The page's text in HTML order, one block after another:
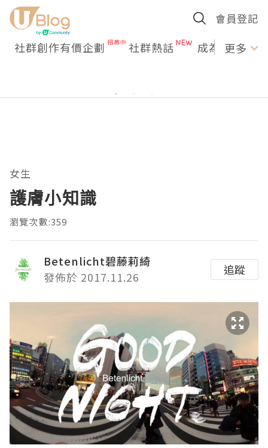
會員登記
社群創作有價企劃 社群熱話 成為U更多
女生
護膚小知識
瀏覽次數:359
Betenlicht碧藤莉綺
發佈於 2017.11.26
追蹤